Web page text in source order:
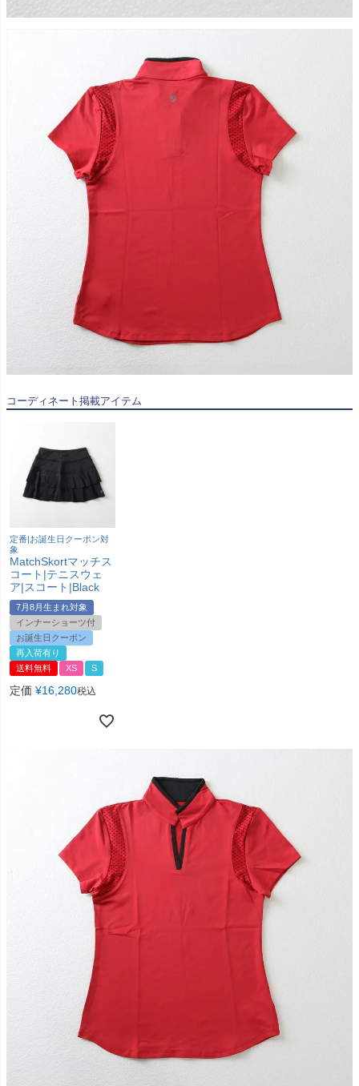
コーディネート掲載アイテム
定番|お誕生日クーポン対
象
MatchSkortマッチス
コート|テニスウェ
ア|スコート|Black
7月8月生まれ対象
インナーショーツ付
お誕生日クーポン
再入荷有り
送料無料
XS S
定価 ¥16,280税込